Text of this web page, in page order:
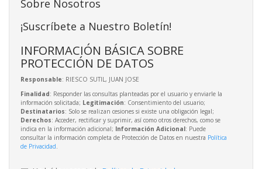
Sobre Nosotros
¡Suscríbete a Nuestro Boletín!
INFORMACIÓN BÁSICA SOBRE
PROTECCIÓN DE DATOS
Responsable: RIESCO SUTIL, JUAN JOSE
Finalidad: Responder las consultas planteadas por el usuario y enviarle la
información solicitada; Legitimación: Consentimiento del usuario;
Destinatarios: Solo se realizan cesiones si existe una obligación legal;
Derechos: Acceder, rectificar y suprimir, así como otros derechos, como se
indica en la información adicional; Información Adicional: Puede
consultar la información completa de Protección de Datos en nuestra Política
de Privacidad